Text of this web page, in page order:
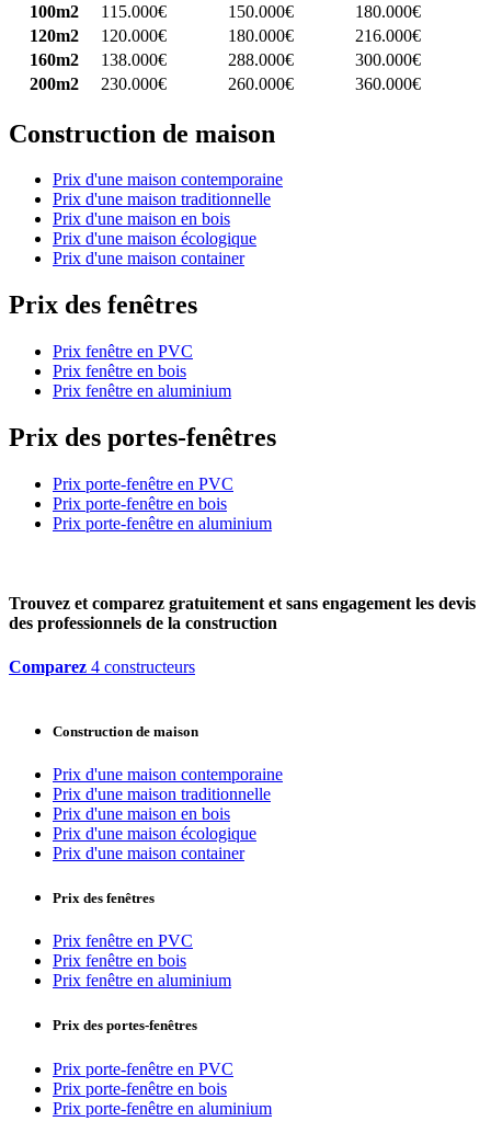
100m2
115.000€ 150.000€
180.000€
120m2
120.000€ 180.000€
216.000€
160m2
138.000€ 288.000€
300.000€
200m2
230.000€ 260.000€ 360.000€
Construction de maison
Prix d'une maison contemporaine
Prix d'une maison traditionnelle
Prix d'une maison en bois
Prix d'une maison écologique
Prix d'une maison container
Prix des fenêtres
Prix fenêtre en PVC
Prix fenêtre en bois
Prix fenêtre en aluminium
Prix des portes-fenêtres
Prix porte-fenêtre en PVC
Prix porte-fenêtre en bois
Prix porte-fenêtre en aluminium
Trouvez et comparez gratuitement et sans engagement les devis
des professionnels de la construction
Comparez 4 constructeurs
Construction de maison
Prix d'une maison contemporaine
Prix d'une maison traditionnelle
Prix d'une maison en bois
Prix d'une maison écologique
Prix d'une maison container
Prix des fenêtres
Prix fenêtre en PVC
Prix fenêtre en bois
Prix fenêtre en aluminium
Prix des portes-fenêtres
Prix porte-fenêtre en PVC
Prix porte-fenêtre en bois
Prix porte-fenêtre en aluminium